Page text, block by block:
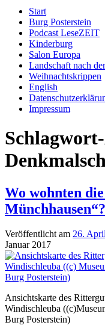
Start
Burg Posterstein
Podcast LeseZEIT
Kinderburg
Salon Europa
Landschaft nach
Weihnachtskrippen
English
Impressum
Wo wohnten
Münchhausen“?
Veröffentlicht am 26.
Januar 2017
Ansichtskarte des
Windischleuba
Burg Posterstein)